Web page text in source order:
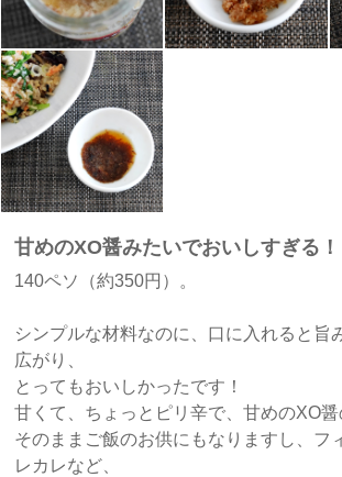
甘めのXO醤みたいでおいしすぎる！
140ペソ（約350円）。
シンプルな材料なのに、口に入れると旨
広がり、
とってもおいしかったです！
甘くて、ちょっとピリ辛で、甘めのXO醤
そのままご飯のお供にもなりますし、フ
レカレなど、